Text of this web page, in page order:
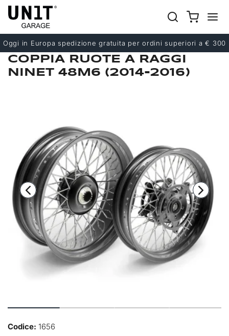
Oggi in Europa spedizione gratuita per ordini superiori a € 300
Precedente
Successivo
COPPIA RUOTE A RAGGI
NINET 48M6 (2014-2016)
Codice: 1656